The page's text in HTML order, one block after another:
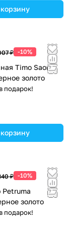
₽ -10%
Timo Saona
золото
подарок!
₽ -10%
Petruma
золото
подарок!